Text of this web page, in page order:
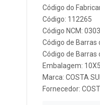
Código do
Código: 112265
Código NCM:
Código de Barras
Código de Barras
Embalagem:
Marca: COSTA SUL
Fornecedor: